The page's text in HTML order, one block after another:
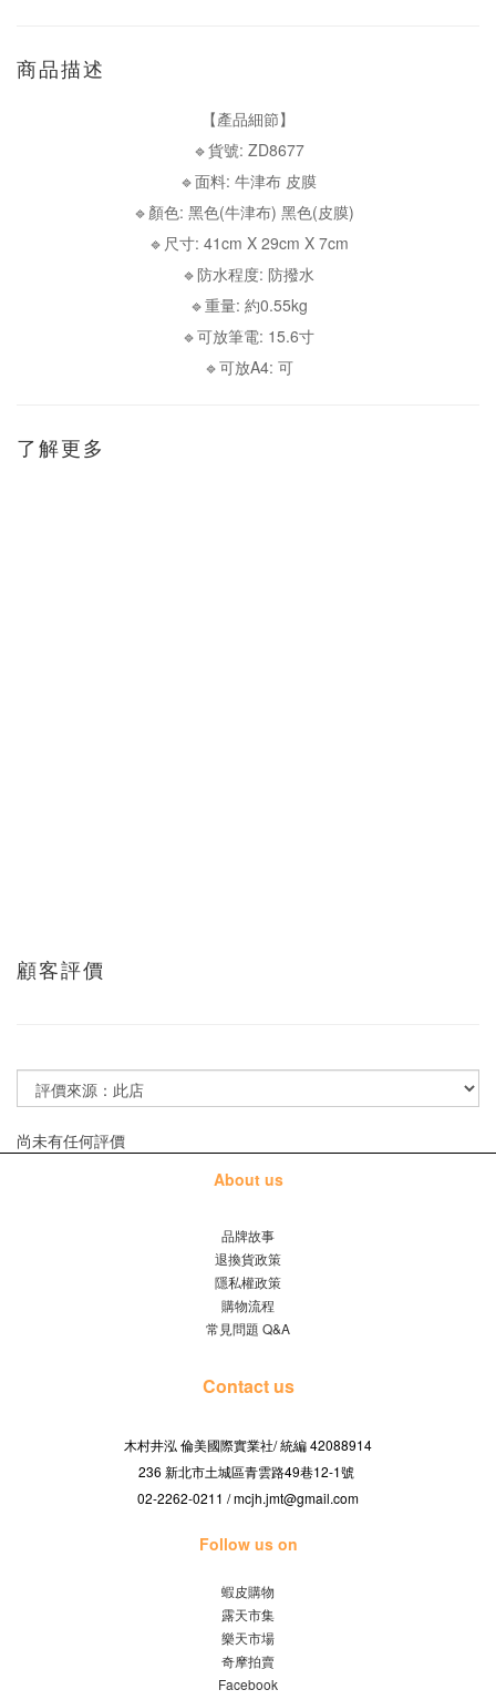
商品描述
【產品細節】
🔹貨號: ZD8677
🔹面料: 牛津布 皮膜
🔹顏色: 黑色(牛津布) 黑色(皮膜)
🔹尺寸: 41cm X 29cm X 7cm
🔹防水程度: 防撥水
🔹重量: 約0.55kg
🔹可放筆電: 15.6寸
🔹可放A4: 可
了解更多
顧客評價
尚未有任何評價
About us
品牌故事
退換貨政策
隱私權政策
購物流程
常見問題 Q&A
Contact us
木村井泓 倫美國際實業社/統編 42088914
236 新北市土城區青雲路49巷12-1號
02-2262-0211 / mcjh.jmt@gmail.com
Follow us on
蝦皮購物
露天市集
樂天市場
奇摩拍賣
Facebook